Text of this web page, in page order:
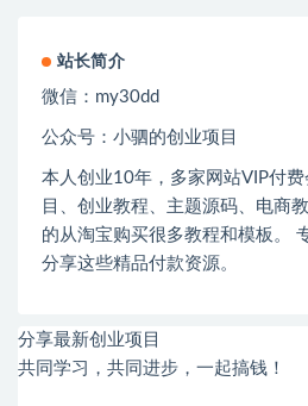
站长简介
微信： my30dd
公众号：小驷的创业项目
本人创业10年，多家网站VIP付费
目、创业教程、主题源码、电商
的从淘宝购买很多教程和模板。
分享这些精品付款资源。
分享最新创业项目
共同学习，共同进步，一起搞钱！